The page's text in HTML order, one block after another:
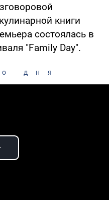
книги
состоялась в
"Family Day".
дня
Video